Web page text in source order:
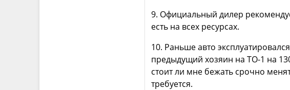
9. Официальный дилер
есть на всех ресурсах.
10. Раньше авто
предыдущий хозяин на ТО-1 на
стоит ли мне бежать срочно
требуется.